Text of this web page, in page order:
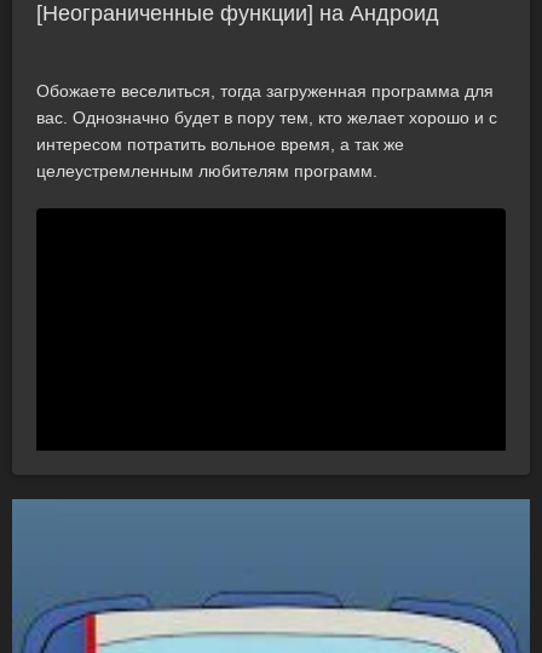
[Неограниченные функции] на Андроид
Обожаете веселиться, тогда загруженная программа для
вас. Однозначно будет в пору тем, кто желает хорошо и с
интересом потратить вольное время, а так же
целеустремленным любителям программ.